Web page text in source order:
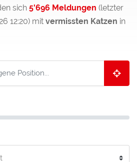
sich 5'696 Meldungen (letzter
12:20) mit vermissten Katzen in